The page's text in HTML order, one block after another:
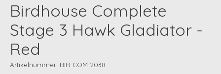
Birdhouse Complete
Stage 3 Hawk Gladiator -
Red
Artikelnummer: BIR-COM-2038